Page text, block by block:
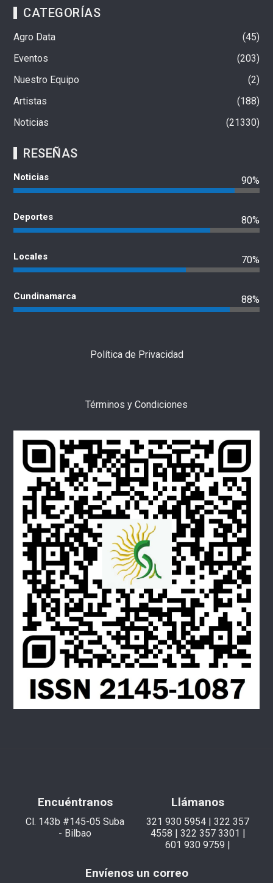
CATEGORÍAS
Agro Data
45
Eventos
203
Nuestro Equipo
2
Artistas
188
Noticias
21330
RESEÑAS
Noticias 90%
Deportes 80%
Locales 70%
Cundinamarca 88%
Política de Privacidad
Términos y Condiciones
Encuéntranos
Cl. 143b #145-05 Suba
- Bilbao
Llámanos
321 930 5954 | 322 357
4558 | 322 357 3301 |
601 930 9759 |
Envíenos un correo